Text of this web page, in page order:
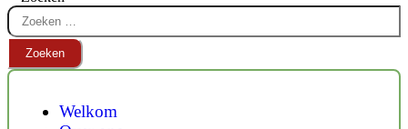
Zoeken
Welkom